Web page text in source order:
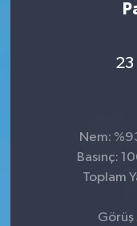
Nem:
Basınç:
Toplam
Görüş